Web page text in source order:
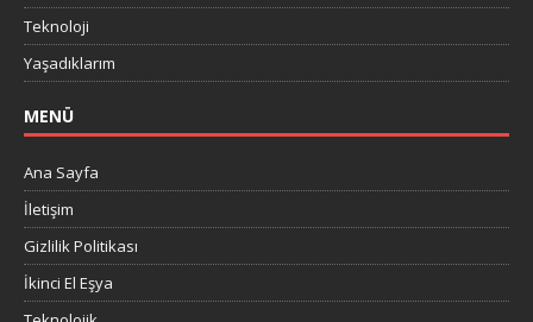
Teknoloji
Yaşadıklarım
MENÜ
Ana Sayfa
İletişim
Gizlilik Politikası
İkinci El Eşya